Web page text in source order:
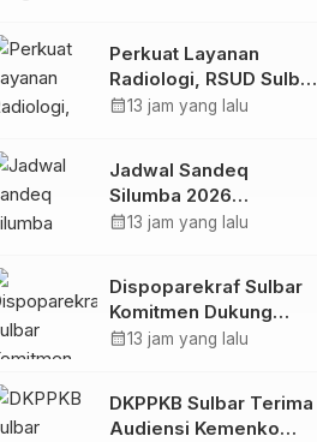
dalam Pemenuhan Gizi
Perkuat Layanan
Radiologi, RSUD Sulbar
Sambut Kembali dr. Iis
calendar_month13 jam yang lalu
Jadwal Sandeq
Silumba 2026
Disesuaikan,
Tetap Dimatangkan
calendar_month13 jam yang lalu
Dispoparekraf Sulbar
Komitmen Dukung
Penyusunan RAD
calendar_month13 jam yang lalu
DKPPKB Sulbar Terima
Audiensi Kemenko